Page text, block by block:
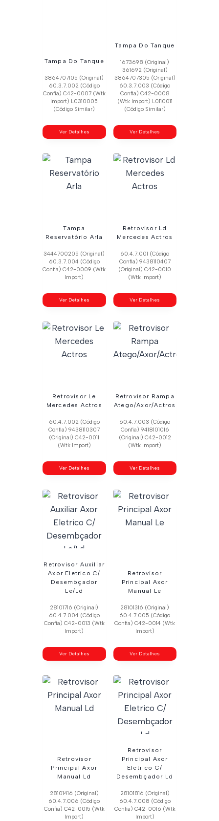
Tampa Do Tanque
3864707105 (Original)
60.3.7.002 (Código
Confia) C42-0007 (Wtk
Import) L0310005
(Código Similar)
Ver Detalhes
Tampa Do Tanque
1673698 (Original)
361692 (Original)
3864707305 (Original)
60.3.7.003 (Código
Confia) C42-0008
(Wtk Import) L0110011
(Código Similar)
Ver Detalhes
Tampa
Reservatório Arla
3444700205 (Original)
60.3.7.004 (Código
Confia) C42-0009 (Wtk
Import)
Ver Detalhes
Retrovisor Ld
Mercedes Actros
60.4.7.001 (Código
Confia) 9438110407
(Original) C42-0010
(Wtk Import)
Ver Detalhes
Retrovisor Le
Mercedes Actros
60.4.7.002 (Código
Confia) 9438110307
(Original) C42-0011
(Wtk Import)
Ver Detalhes
Retrovisor Rampa
Atego/Axor/Actros
60.4.7.003 (Código
Confia) 9418101016
(Original) C42-0012
(Wtk Import)
Ver Detalhes
Retrovisor Auxiliar
Axor Eletrico C/
Desembçador
Le/Ld
28101716 (Original)
60.4.7.004 (Código
Confia) C42-0013 (Wtk
Import)
Ver Detalhes
Retrovisor
Principal Axor
Manual Le
28101316 (Original)
60.4.7.005 (Código
Confia) C42-0014 (Wtk
Import)
Ver Detalhes
Retrovisor
Principal Axor
Manual Ld
28101416 (Original)
60.4.7.006 (Código
Confia) C42-0015 (Wtk
Import)
Retrovisor
Principal Axor
Eletrico C/
Desembçador Ld
28101816 (Original)
60.4.7.008 (Código
Confia) C42-0016 (Wtk
Import)